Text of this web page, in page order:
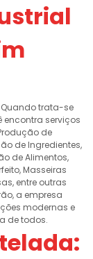
trata-se
encontra serviços
de
de Ingredientes,
de Alimentos,
Masseiras
entre outras
a empresa
modernas e
de todos.